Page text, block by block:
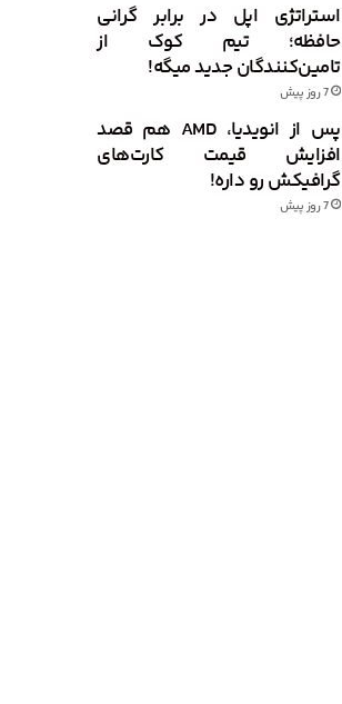
استراتژی اپل در برابر گرانی
حافظه؛ تیم کوک از
تامین‌کنندگان جدید میگه!
7 روز پیش
پس از انویدیا، AMD هم قصد
افزایش قیمت کارت‌های
گرافیکش رو داره!
7 روز پیش